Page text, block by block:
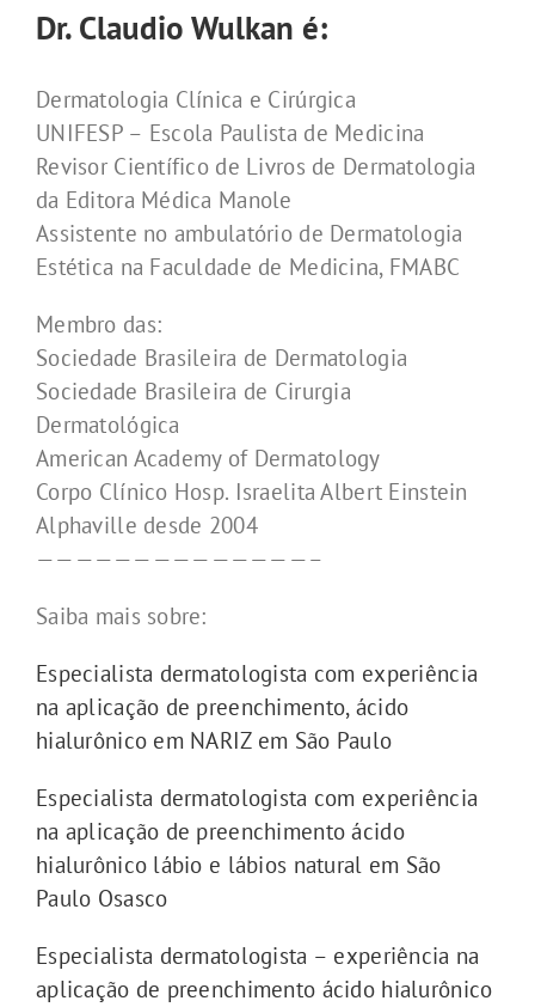
Dr. Claudio Wulkan é:
Dermatologia Clínica e Cirúrgica
UNIFESP – Escola Paulista de Medicina
Revisor Científico de Livros de Dermatologia
da Editora Médica Manole
Assistente no ambulatório de Dermatologia
Estética na Faculdade de Medicina, FMABC
Membro das:
Sociedade Brasileira de Dermatologia
Sociedade Brasileira de Cirurgia
Dermatológica
American Academy of Dermatology
Corpo Clínico Hosp. Israelita Albert Einstein
Alphaville desde 2004
——————————————–
Saiba mais sobre:
Especialista dermatologista com experiência
na aplicação de preenchimento, ácido
hialurônico em NARIZ em São Paulo
Especialista dermatologista com experiência
na aplicação de preenchimento ácido
hialurônico lábio e lábios natural em São
Paulo Osasco
Especialista dermatologista – experiência na
aplicação de preenchimento ácido hialurônico